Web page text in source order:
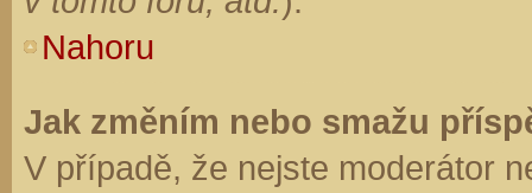
Nahoru
Jak změním nebo smažu
V případě, že nejste moderátor